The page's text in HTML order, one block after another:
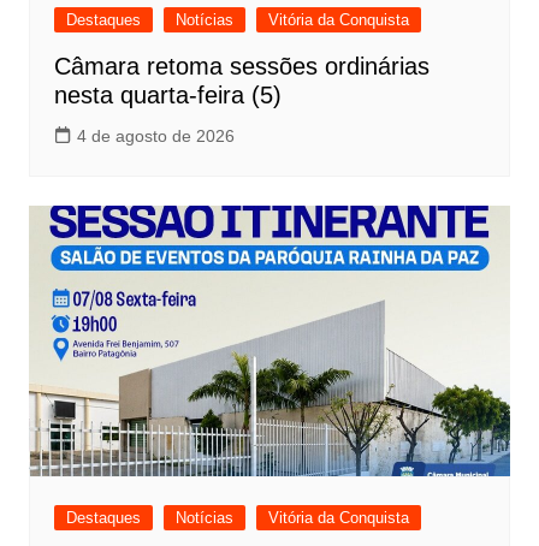
Destaques Notícias Vitória da Conquista
Câmara retoma sessões ordinárias
nesta quarta-feira (5)
4 de agosto de 2026
Destaques Notícias Vitória da Conquista